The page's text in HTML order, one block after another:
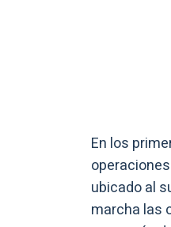
En los
ubicado al
marcha las